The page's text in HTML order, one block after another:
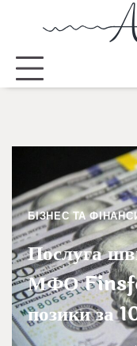
БІЗНЕС ТА
Послуга
МФО
позики за